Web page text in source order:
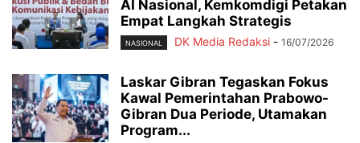
AI Nasional, Kemkomdigi Petakan
Empat Langkah Strategis
NASIONAL DK Media Redaksi - 16/07/2026
Laskar Gibran Tegaskan Fokus
Kawal Pemerintahan Prabowo-
Gibran Dua Periode, Utamakan
Program...